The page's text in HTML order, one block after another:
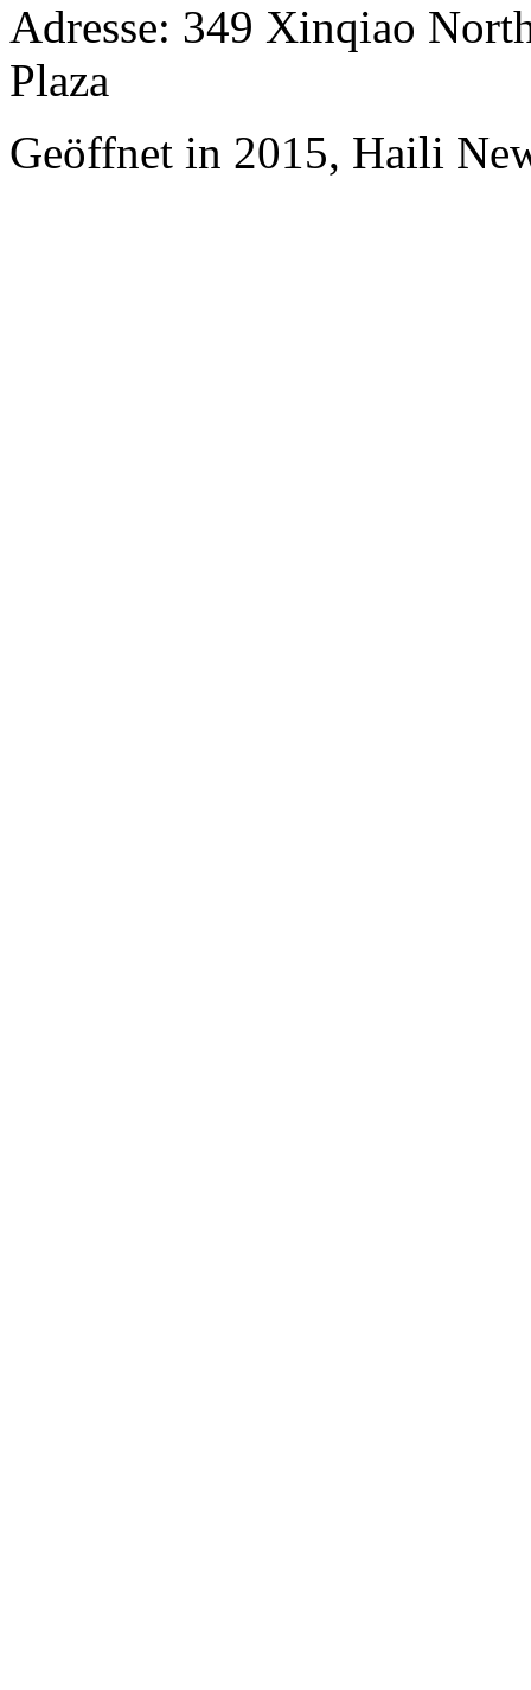
Adresse: 349 Xinqiao
Plaza
Geöffnet in 2015, Haili